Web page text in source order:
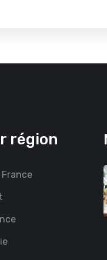
région
France